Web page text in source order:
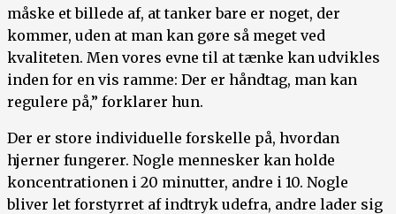
måske et billede af, at tanker bare er noget, der
kommer, uden at man kan gøre så meget ved
kvaliteten. Men vores evne til at tænke kan udvikles
inden for en vis ramme: Der er håndtag, man kan
regulere på,” forklarer hun.
Der er store individuelle forskelle på, hvordan
hjerner fungerer. Nogle mennesker kan holde
koncentrationen i 20 minutter, andre i 10. Nogle
bliver let forstyrret af indtryk udefra, andre lader sig